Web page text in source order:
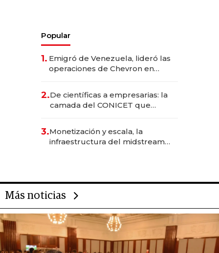
Popular
1. Emigró de Venezuela, lideró las
operaciones de Chevron en
2.De científicas a empresarias: la
camada del CONICET que
3.Monetización y escala, la
infraestructura del midstream
Más noticias